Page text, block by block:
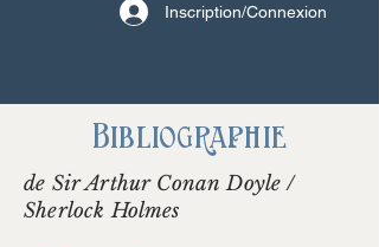
Inscription/Connexion
Bibliographie
de Sir Arthur Conan Doyle /
Sherlock Holmes